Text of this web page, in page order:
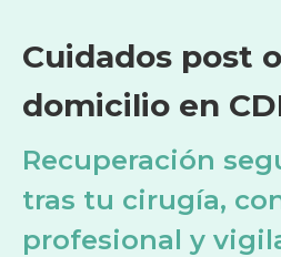
Cuidados post
domicilio en
Recuperación
tras tu cirugía,
profesional y